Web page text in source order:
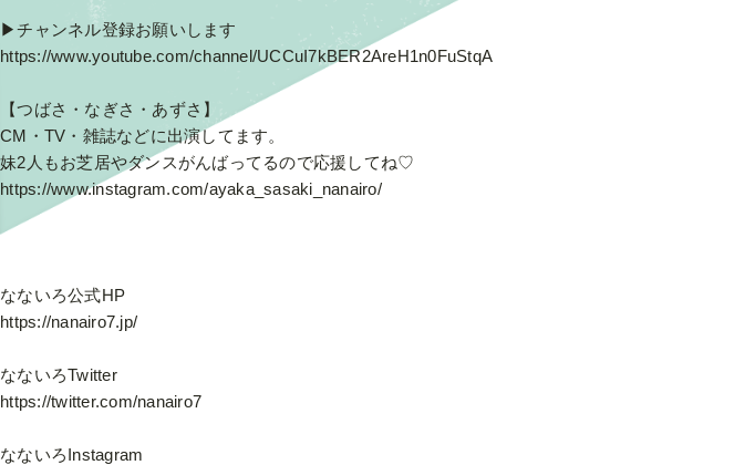
▶︎チャンネル登録お願いします
https://www.youtube.com/channel/UCCuI7kBER2AreH1n0FuStqA
【つばさ・なぎさ・あずさ】
CM・TV・雑誌などに出演してます。
妹2人もお芝居やダンスがんばってるので応援してね♡
https://www.instagram.com/ayaka_sasaki_nanairo/
なないろ公式HP
https://nanairo7.jp/
なないろTwitter
https://twitter.com/nanairo7
なないろInstagram